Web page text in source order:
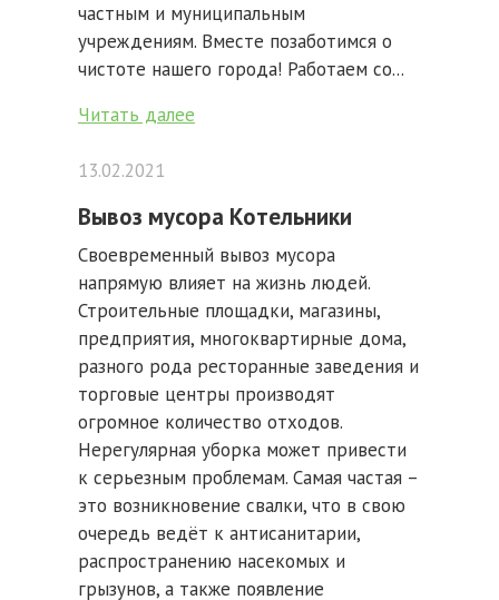
частным и муниципальным
учреждениям. Вместе позаботимся о
чистоте нашего города! Работаем со...
Читать далее
13.02.2021
Вывоз мусора Котельники
Своевременный вывоз мусора
напрямую влияет на жизнь людей.
Строительные площадки, магазины,
предприятия, многоквартирные дома,
разного рода ресторанные заведения и
торговые центры производят
огромное количество отходов.
Нерегулярная уборка может привести
к серьезным проблемам. Самая частая –
это возникновение свалки, что в свою
очередь ведёт к антисанитарии,
распространению насекомых и
грызунов, а также появление